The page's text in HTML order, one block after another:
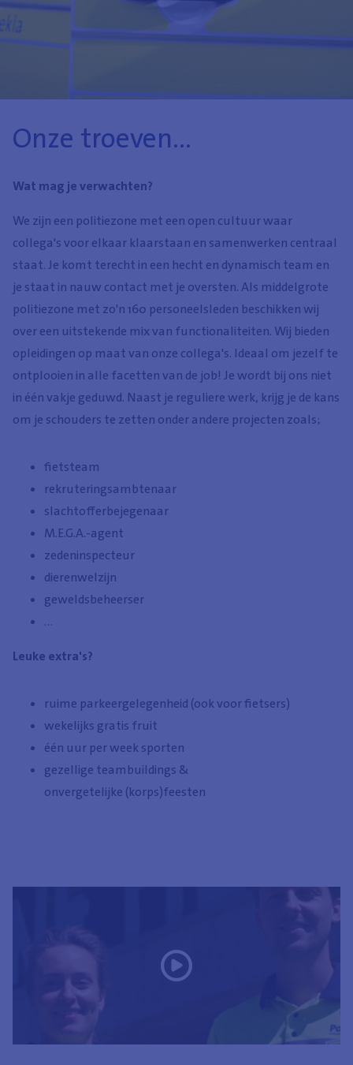
Onze troeven...
Wat mag je verwachten?
We zijn een politiezone met een open cultuur waar
collega's voor elkaar klaarstaan en samenwerken centraal
staat. Je komt terecht in een hecht en dynamisch team en
je staat in nauw contact met je oversten. Als middelgrote
politiezone met zo'n 160 personeelsleden beschikken wij
over een uitstekende mix van functionaliteiten. Wij bieden
opleidingen op maat van onze collega's. Ideaal om jezelf te
ontplooien in alle facetten van de job! Je wordt bij ons niet
in één vakje geduwd. Naast je reguliere werk, krijg je de kans
om je schouders te zetten onder andere projecten zoals;
fietsteam
rekruteringsambtenaar
slachtofferbejegenaar
M.E.G.A.-agent
zedeninspecteur
dierenwelzijn
geweldsbeheerser
...
Leuke extra's?
ruime parkeergelegenheid (ook voor fietsers)
wekelijks gratis fruit
één uur per week sporten
gezellige teambuildings &
onvergetelijke (korps)feesten